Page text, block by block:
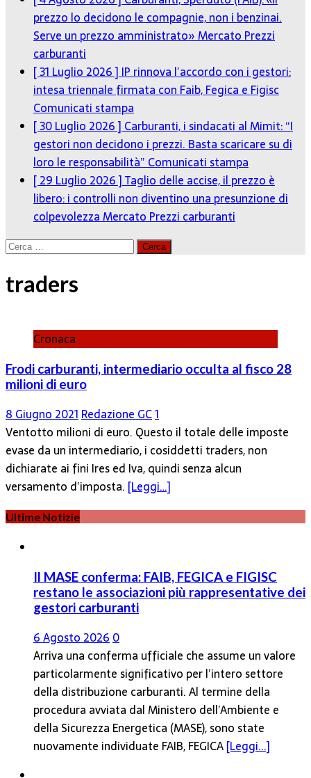
prezzo lo decidono le compagnie, non i benzinai.
Serve un prezzo amministrato»Mercato Prezzi
carburanti
[ 31 Luglio 2026 ]IP rinnova l’accordo con i gestori:
intesa triennale firmata con Faib, Fegica e Figisc
Comunicati stampa
[ 30 Luglio 2026 ]Carburanti, i sindacati al Mimit: “I
gestori non decidono i prezzi. Basta scaricare su di
loro le responsabilità”Comunicati stampa
[ 29 Luglio 2026 ]Taglio delle accise, il prezzo è
libero: i controlli non diventino una presunzione di
colpevolezzaMercato Prezzi carburanti
Ricerca
traders
Cronaca
Frodi carburanti, intermediario occulta al fisco 28
milioni di euro
8 Giugno 2021 Redazione GC1
Ventotto milioni di euro. Questo il totale delle imposte
evase da un intermediario, i cosiddetti traders, non
dichiarate ai fini Ires ed Iva, quindi senza alcun
versamento d’imposta. [Leggi…]
Ultime Notizie
Il MASE conferma: FAIB, FEGICA e FIGISC
restano le associazioni più rappresentative dei
gestori carburanti
6 Agosto 2026 0
Arriva una conferma ufficiale che assume un valore
particolarmente significativo per l’intero settore
della distribuzione carburanti. Al termine della
procedura avviata dal Ministero dell’Ambiente e
della Sicurezza Energetica (MASE), sono state
nuovamente individuate FAIB, FEGICA[Leggi...]